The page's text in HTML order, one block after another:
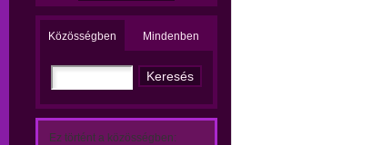
Közösségben Mindenben
Ez történt a közösségben: